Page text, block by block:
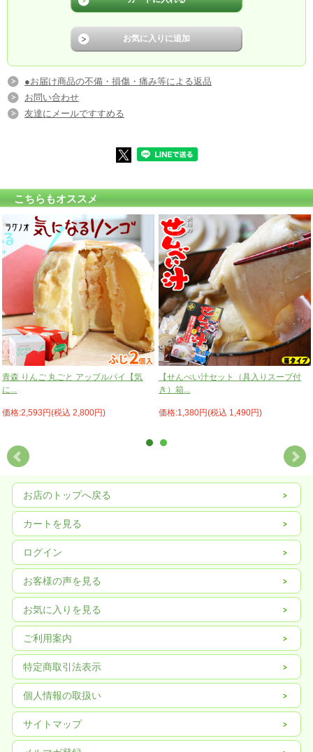
●お届け商品の不備・損傷・痛み等による返品
お問い合わせ
友達にメールですすめる
こちらもオススメ
青森 りんご 丸ごと アップルパイ【気
に...
価格:2,593円(税込 2,800円)
【せんべい汁セット（具入りスープ付
き）箱...
価格:1,380円(税込 1,490円)
お店のトップへ戻る
カートを見る
ログイン
お客様の声を見る
お気に入りを見る
ご利用案内
特定商取引法表示
個人情報の取扱い
サイトマップ